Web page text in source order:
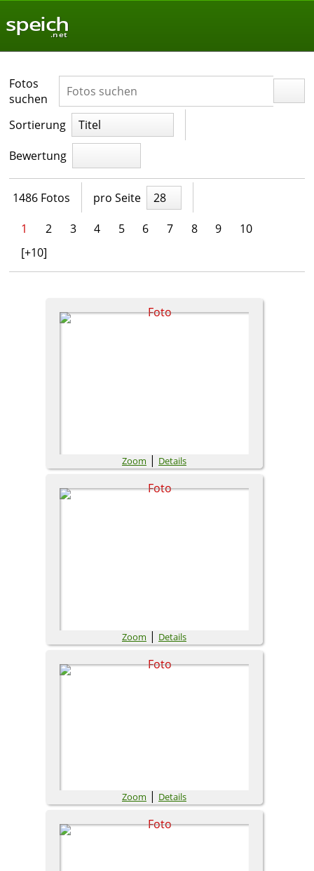
speich
.net
Fotos
suchen
Sortierung
Titel
Bewertung
1486 Fotos pro Seite
28
1
2 3 4 5 6 7 8 9
10
[+10]
Zoom | Details
Zoom | Details
Zoom | Details